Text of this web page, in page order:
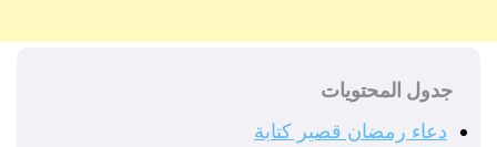
جدول المحتويات
دعاء رمضان قصير كتابة